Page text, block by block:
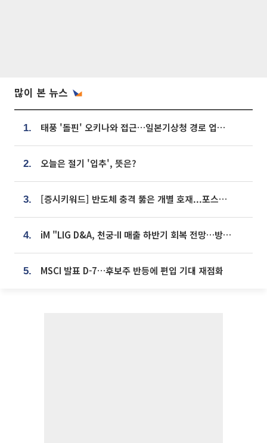
많이 본 뉴스
1. 태풍 '돌핀' 오키나와 접근…일본기상청 경로 업데이트
2. 오늘은 절기 '입추', 뜻은?
3. [증시키워드] 반도체 충격 뚫은 개별 호재...포스코퓨처엠·에코프로·한화솔루션 '눈길'
4. iM "LIG D&A, 천궁-II 매출 하반기 회복 전망…방산 톱픽 유지"
5. MSCI 발표 D-7…후보주 반등에 편입 기대 재점화